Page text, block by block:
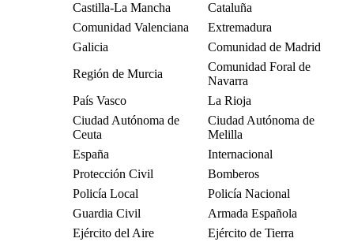
Castilla-La Mancha
Cataluña
Comunidad Valenciana
Extremadura
Galicia
Comunidad de Madrid
Región de Murcia
Comunidad Foral de
Navarra
País Vasco
La Rioja
Ciudad Autónoma de
Ceuta
Ciudad Autónoma de
Melilla
España
Internacional
Protección Civil
Bomberos
Policía Local
Policía Nacional
Guardia Civil
Armada Española
Ejército del Aire
Ejército de Tierra